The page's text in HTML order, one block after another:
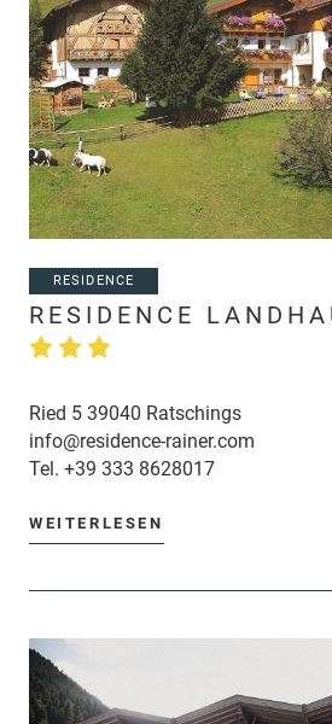
RESIDENCE
RESIDENCE
Ried 5 39040 Ratschings
info@residence-rainer.com
Tel. +39 333 8628017
WEITERLESEN